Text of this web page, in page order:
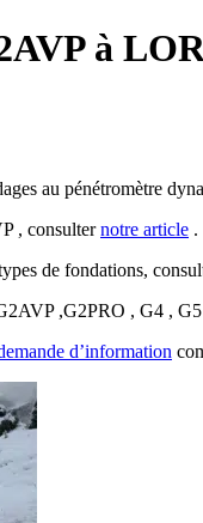
à
au pénétromètre
, consulternotre article .
de fondations,
,G2PRO , G4 ,
d’information